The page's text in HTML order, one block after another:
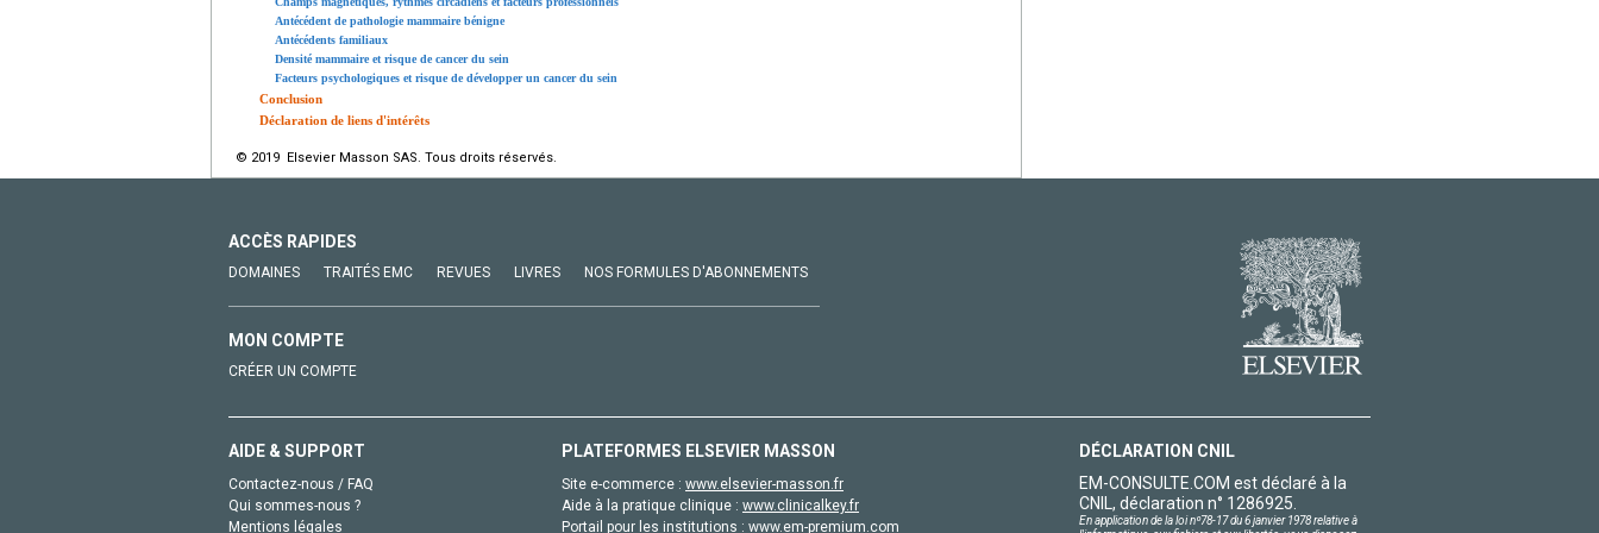
Antécédent de pathologie mammaire bénigne
Antécédents familiaux
Densité mammaire et risque de cancer du sein
Facteurs psychologiques et risque de développer un cancer du sein
Conclusion
Déclaration de liens d'intérêts
© 2019 Elsevier Masson SAS. Tous droits réservés.
ACCÈS RAPIDES
DOMAINES TRAITÉS EMC REVUES LIVRES NOS FORMULES D'ABONNEMENTS
MON COMPTE
CRÉER UN COMPTE
AIDE & SUPPORT
Contactez-nous / FAQ
Qui sommes-nous ?
Mentions légales
PLATEFORMES ELSEVIER MASSON
Site e-commerce : www.elsevier-masson.fr
Aide à la pratique clinique : www.clinicalkey.fr
Portail pour les institutions : www.em-premium.com
DÉCLARATION CNIL
EM-CONSULTE.COM est déclaré à la
CNIL, déclaration n° 1286925.
En application de la loi nº78-17 du 6 janvier 1978 relative à